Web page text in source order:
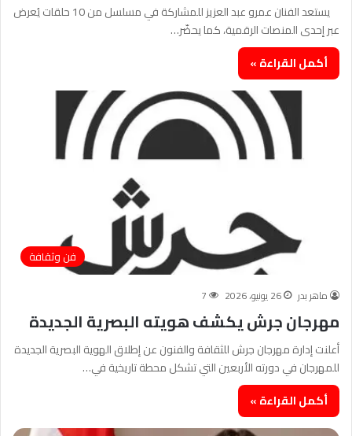
يستعد الفنان عمرو عبد العزيز للمشاركة في مسلسل من 10 حلقات يُعرض
عبر إحدى المنصات الرقمية، كما يحضّر…
أكمل القراءة »
فن وثقافة
ماهر بدر 26 يونيو، 2026 7
مهرجان جرش يكشف هويته البصرية الجديدة
أعلنت إدارة مهرجان جرش للثقافة والفنون عن إطلاق الهوية البصرية الجديدة
للمهرجان في دورته الأربعين التي تشكل محطة تاريخية في…
أكمل القراءة »